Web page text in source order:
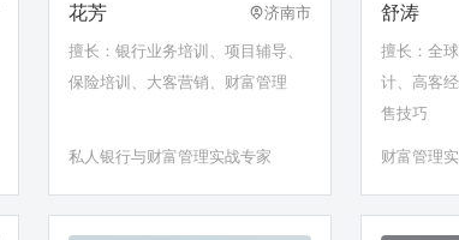
花芳 济南市
擅长：银行业务培训、项目辅导、
保险培训、大客营销、财富管理
私人银行与财富管理实战专家
舒涛
擅长：全
计、高客
售技巧
财富管理